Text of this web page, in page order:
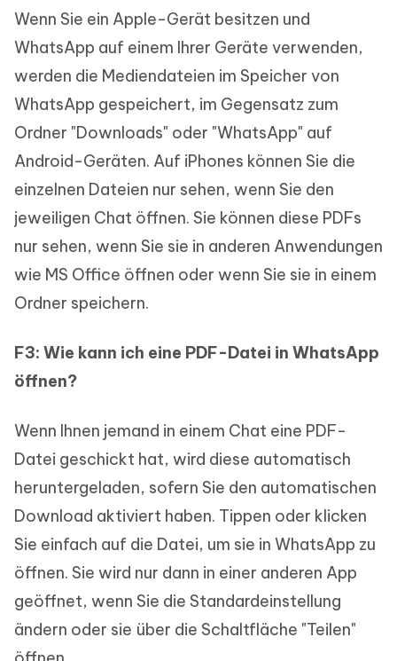
Wenn Sie ein Apple-Gerät besitzen und
WhatsApp auf einem Ihrer Geräte verwenden,
werden die Mediendateien im Speicher von
WhatsApp gespeichert, im Gegensatz zum
Ordner "Downloads" oder "WhatsApp" auf
Android-Geräten. Auf iPhones können Sie die
einzelnen Dateien nur sehen, wenn Sie den
jeweiligen Chat öffnen. Sie können diese PDFs
nur sehen, wenn Sie sie in anderen Anwendungen
wie MS Office öffnen oder wenn Sie sie in einem
Ordner speichern.
F3: Wie kann ich eine PDF-Datei in WhatsApp
öffnen?
Wenn Ihnen jemand in einem Chat eine PDF-
Datei geschickt hat, wird diese automatisch
heruntergeladen, sofern Sie den automatischen
Download aktiviert haben. Tippen oder klicken
Sie einfach auf die Datei, um sie in WhatsApp zu
öffnen. Sie wird nur dann in einer anderen App
geöffnet, wenn Sie die Standardeinstellung
ändern oder sie über die Schaltfläche "Teilen"